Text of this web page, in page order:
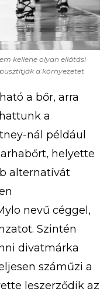
kellene olyan ellátási
a környezetet
a bőr, arra
a
nál például
helyette
alternatívát
nevű céggel,
Szintén
divatmárka
száműzi a
leszerződik az